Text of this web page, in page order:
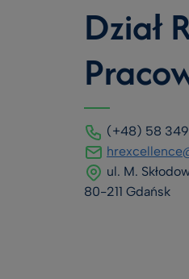
Dział
(+48) 58 349
ul. M.
80-211 Gdańsk